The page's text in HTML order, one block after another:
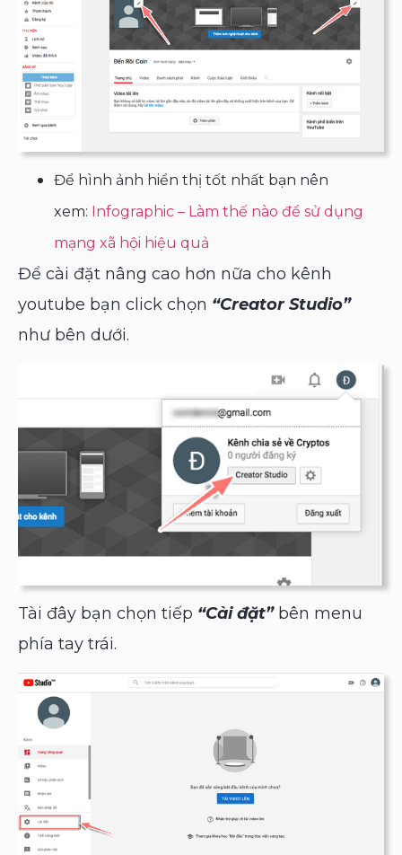
Để hình ảnh hiển thị tốt nhất bạn nên
xem: Infographic – Làm thế nào để sử dụng
mạng xã hội hiệu quả
Để cài đặt nâng cao hơn nữa cho kênh
youtube bạn click chọn “Creator Studio”
như bên dưới.
Tài đây bạn chọn tiếp “Cài đặt”bên menu
phía tay trái.